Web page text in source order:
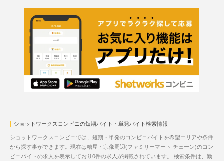
ショットワークスコンビニの短期バイト・単発バイト検索情報
ショットワークスコンビニでは、短期・単発のコンビニバイトを希望エリアや条件
から探す事ができます。現在は糟屋・宗像周辺(ファミリーマート チェーン)のコン
ビニバイトの求人を表示しており0件の求人が掲載されています。 検索条件は、勤